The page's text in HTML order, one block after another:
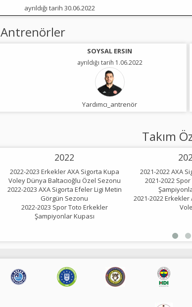
ayrıldığı tarih 30.06.2022
Antrenörler
SOYSAL ERSIN
ayrıldığı tarih 1.06.2022
Yardımcı_antrenör
Takım
2022
2022-2023 Erkekler AXA Sigorta Kupa
Voley Dünya Baltacıoğlu Özel Sezonu
2022-2023 AXA Sigorta Efeler Ligi Metin
Görgün Sezonu
2022-2023 Spor Toto Erkekler
Şampiyonlar Kupası
2021-2022 AXA
2021-2022
2021-2022 Erkekler